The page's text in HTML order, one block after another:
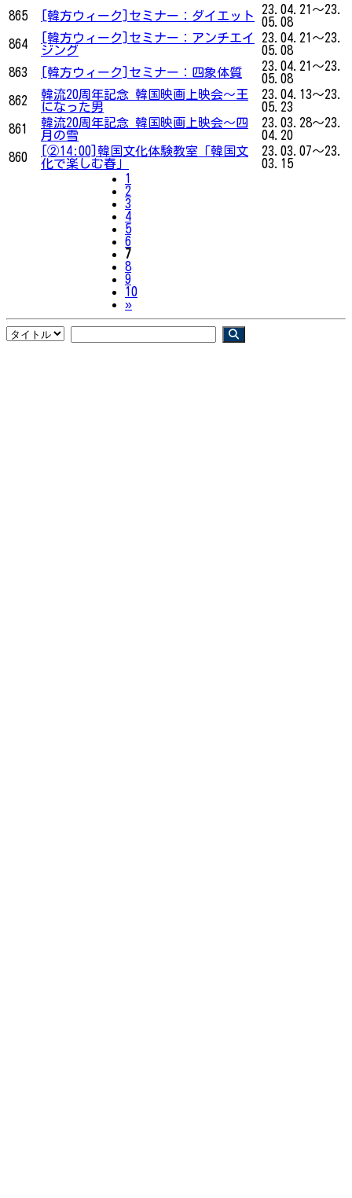
865 [韓方ウィーク]セミナー：ダイエット
23.04.21～23.
05.08
864
[韓方ウィーク]セミナー：アンチエイ
ジング
23.04.21～23.
05.08
863
[韓方ウィーク]セミナー：四象体質
23.04.21～23.
05.08
862
韓流20周年記念 韓国映画上映会〜王
になった男
23.04.13～23.
05.23
861
韓流20周年記念 韓国映画上映会〜四
月の雪
23.03.28～23.
04.20
860
[②14:00]韓国文化体験教室「韓国文
化で楽しむ春」
23.03.07～23.
03.15
1
2
3
4
5
6
7
8
9
10
»Next